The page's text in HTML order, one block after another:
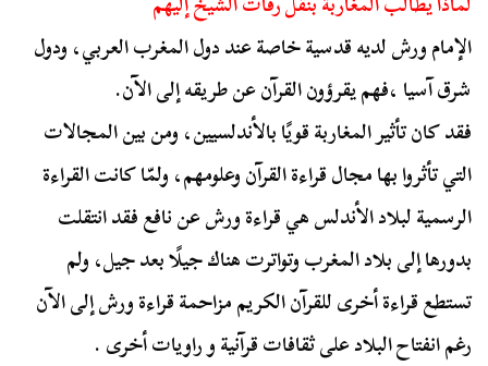
الإمام ورش لديه قدسية خاصة عند دول المغرب العربي، ودول
شرق آسيا ،فهم يقرؤون القرآن عن طريقه إلى الآن.
فقد كان تأثير المغاربة قويًا بالأندلسيين، ومن بين المجالات
التي تأثروا بها مجال قراءة القرآن وعلومهم، ولمّا كانت القراءة
الرسمية لبلاد الأندلس هي قراءة ورش عن نافع فقد انتقلت
بدورها إلى بلاد المغرب وتواترت هناك جيلًا بعد جيل، ولم
تستطع قراءة أخرى للقرآن الكريم مزاحمة قراءة ورش إلى الآن
رغم انفتاح البلاد على ثقافات قرآنية و راويات أخرى .